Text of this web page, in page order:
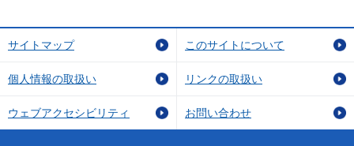
サイトマップ このサイトについて
個人情報の取扱い リンクの取扱い
ウェブアクセシビリティ お問い合わせ